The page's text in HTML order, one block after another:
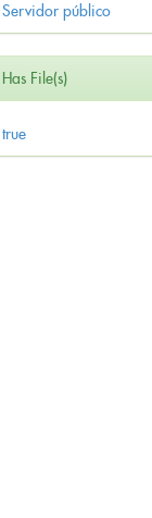
Servidor público
Has File(s)
true